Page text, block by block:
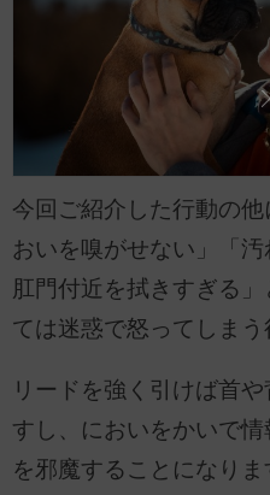
今回ご紹介した行動の
おいを嗅がせない」「
肛門付近を拭きすぎる
ては迷惑で怒ってしまう
リードを強く引けば首
すし、においをかいで
を邪魔することになり